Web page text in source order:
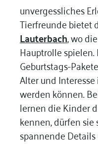
unvergessliches
Tierfreunde bietet
Lauterbach, wo
Hauptrolle
Geburtstags-
Alter und
werden können.
lernen die Kinder
kennen, dürfen
spannende